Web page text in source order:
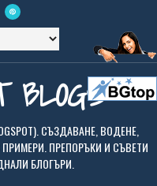
BLOGS
СЪЗДАВАНЕ, ВОДЕНЕ,
ПРЕПОРЪКИ И СЪВЕТИ
БЛОГЪРИ.